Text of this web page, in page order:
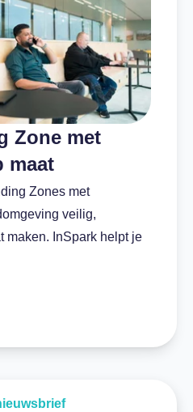
Zone met
maat
Zones met
veilig,
maken. InSpark helpt je